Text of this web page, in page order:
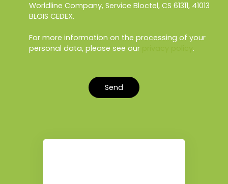
Worldline Company, Service Bloctel, CS 61311, 41013
BLOIS CEDEX.
For more information on the processing of your
personal data, please see our
.
Send